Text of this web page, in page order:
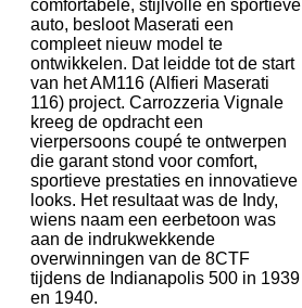
comfortabele, stijlvolle en sportieve
auto, besloot Maserati een
compleet nieuw model te
ontwikkelen. Dat leidde tot de start
van het AM116 (Alfieri Maserati
116) project. Carrozzeria Vignale
kreeg de opdracht een
vierpersoons coupé te ontwerpen
die garant stond voor comfort,
sportieve prestaties en innovatieve
looks. Het resultaat was de Indy,
wiens naam een eerbetoon was
aan de indrukwekkende
overwinningen van de 8CTF
tijdens de Indianapolis 500 in 1939
en 1940.